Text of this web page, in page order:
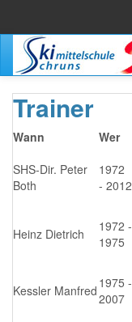
Trainer
Wann Wer
SHS-Dir. Peter
Both
1972
- 2012
Heinz Dietrich
1972 -
1975
Kessler Manfred 1975 -
2007